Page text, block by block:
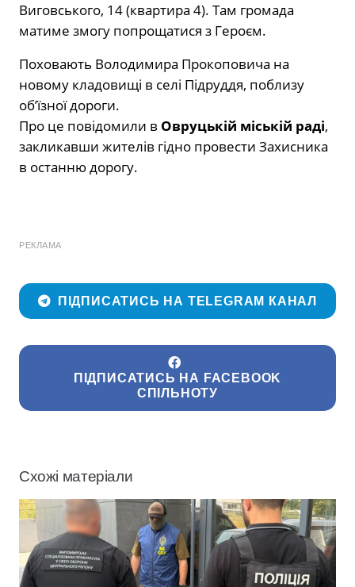
Виговського, 14 (квартира 4). Там громада
матиме змогу попрощатися з Героєм.
Поховають Володимира Прокоповича на
новому кладовищі в селі Підруддя, поблизу
об’їзної дороги.
Про це повідомили в Овруцькій міській раді,
закликавши жителів гідно провести Захисника
в останню дорогу.
РЕКЛАМА
ПІДПИСАТИСЬ НА TELEGRAM КАНАЛ
ПІДПИСАТИСЬ НА FACEBOOK
СПІЛЬНОТУ
Схожі матеріали